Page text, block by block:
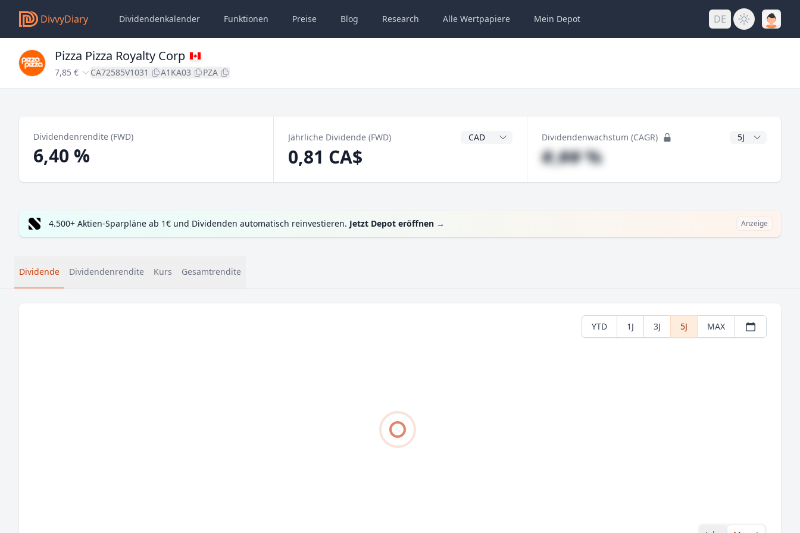
DivvyDiary Dividendenkalender Funktionen Preise Blog Research Alle Wertpapiere Mein Depot DE
Pizza Pizza Royalty Corp
7,85 € CA72585V1031 A1KA03 PZA
Dividendenrendite (FWD)
6,40 %
Jährliche Dividende (FWD) Dividendenwährung
0,81 CA$
Dividendenwachstum (CAGR) CAGR Jahre
#,## %
4.500+ Aktien-Sparpläne ab 1€ und Dividenden automatisch reinvestieren. Jetzt Depot eröffnen → Anzeige
Dividende Dividendenrendite Kurs Gesamtrendite
YTD 1J 3J 5J MAX